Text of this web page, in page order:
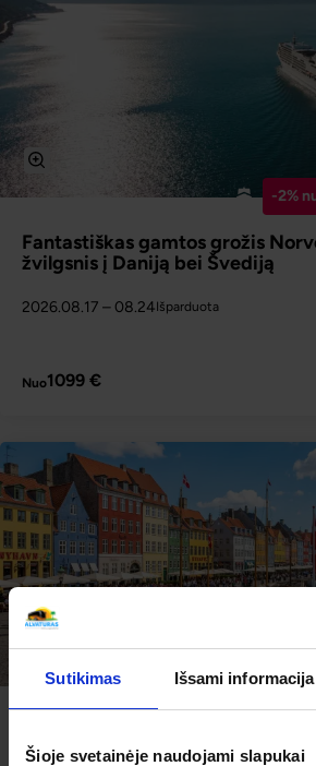
Sutikimas Išsami informacija
Šioje svetainėje naudojami slapukai
-2%
Fantastiškas gamtos grožis
žvilgsnis į Daniją bei Švediją
2026.08.17 – 08.24Išparduota
Nuo1099 €
-2%
Švedija